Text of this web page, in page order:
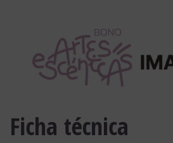
Ficha técnica